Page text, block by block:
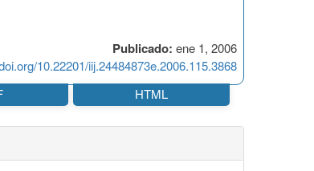
Publicado: ene 1, 2006
10.22201/iij.24484873e.2006.115.3868
HTML